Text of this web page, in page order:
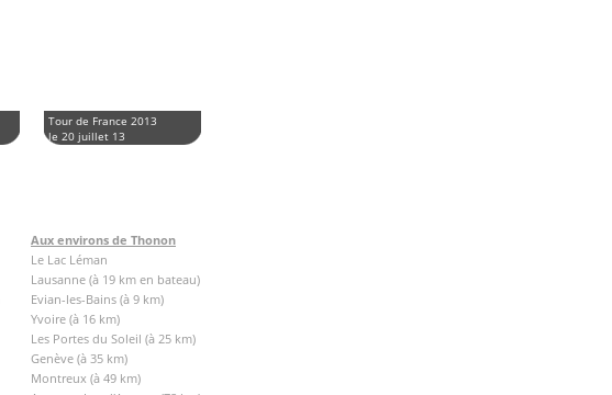
Tour de France 2013
le 20 juillet 13
Aux environs de Thonon
Le Lac Léman
Lausanne (à 19 km en bateau)
Evian-les-Bains (à 9 km)
Yvoire (à 16 km)
Les Portes du Soleil (à 25 km)
Genève (à 35 km)
Montreux (à 49 km)